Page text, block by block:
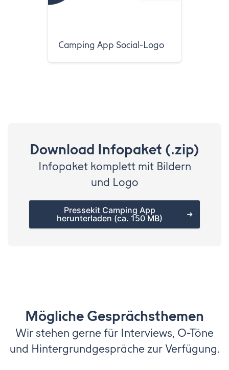
Camping App Social-Logo
Download Infopaket (.zip)
Infopaket komplett mit Bildern
und Logo
Pressekit Camping App
herunterladen (ca. 150 MB)
Mögliche Gesprächsthemen
Wir stehen gerne für Interviews, O-Töne
und Hintergrundgespräche zur Verfügung.